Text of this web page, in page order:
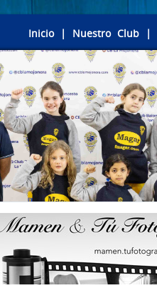
Inicio| Nuestro Club |